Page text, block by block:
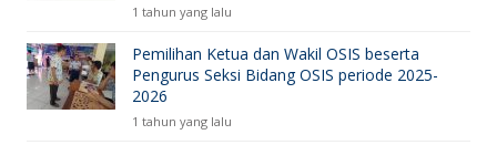
1 tahun yang lalu
Pemilihan Ketua dan Wakil OSIS beserta
Pengurus Seksi Bidang OSIS periode 2025-
2026
1 tahun yang lalu